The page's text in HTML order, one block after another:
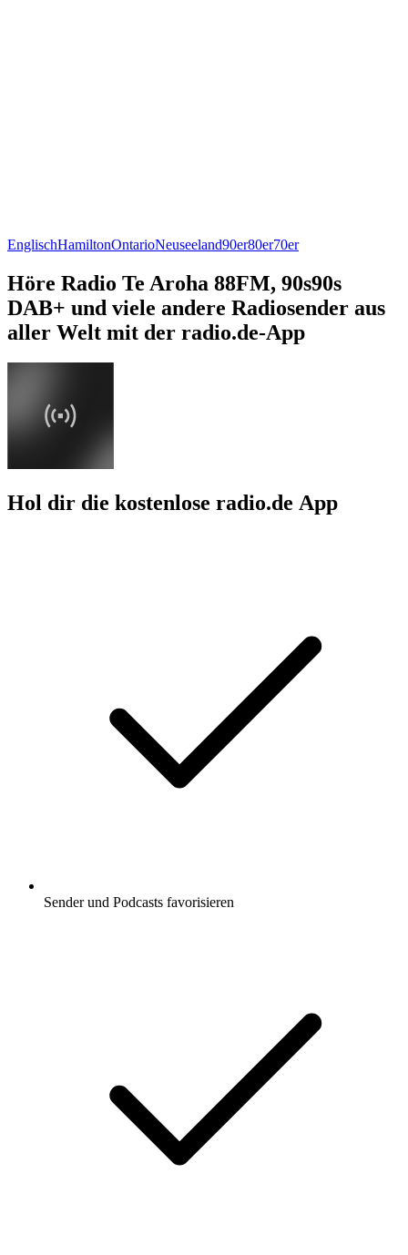
EnglischHamiltonOntarioNeuseeland90er80er70er
Höre Radio Te Aroha 88FM, 90s90s
DAB+ und viele andere Radiosender aus
aller Welt mit der radio.de-App
Hol dir die kostenlose radio.de App
Sender und Podcasts favorisieren